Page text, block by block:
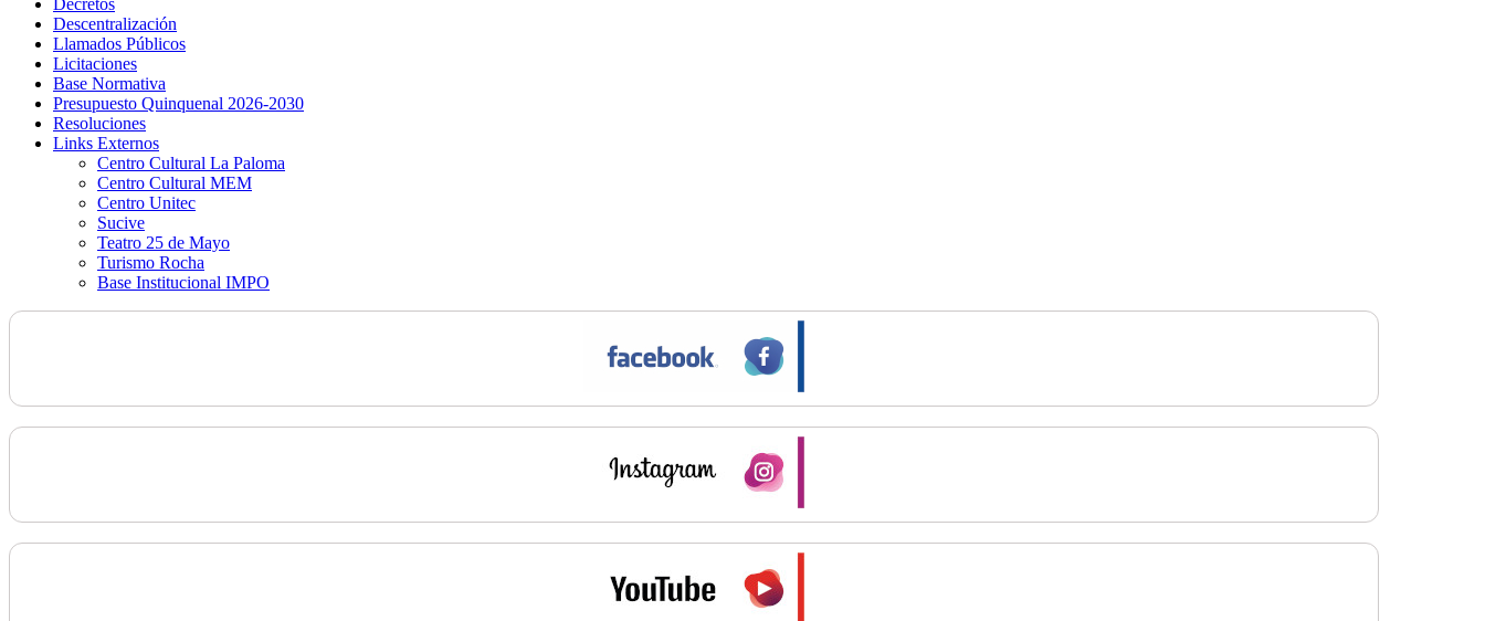
Decretos
Descentralización
Llamados Públicos
Licitaciones
Base Normativa
Presupuesto Quinquenal 2026-2030
Resoluciones
Links Externos
Centro Cultural La Paloma
Centro Cultural MEM
Centro Unitec
Sucive
Teatro 25 de Mayo
Turismo Rocha
Base Institucional IMPO